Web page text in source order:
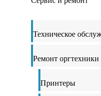
Техническое
Ремонт оргтехники
Принтеры